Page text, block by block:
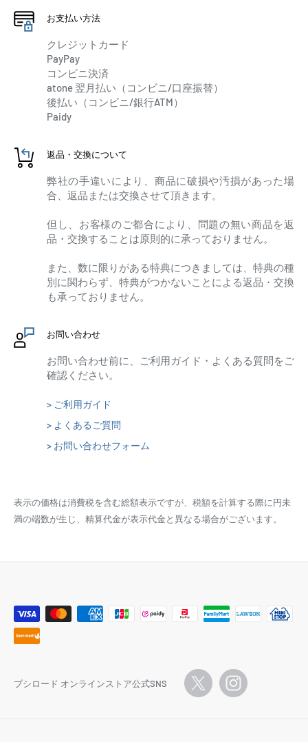
お支払い方法
クレジットカード
PayPay
コンビニ決済
atone 翌月払い（コンビニ/口座振替）
後払い（コンビニ/銀行ATM）
Paidy
返品・交換について
弊社の手違いにより、商品に破損や汚損があった場
合、返品または交換させて頂きます。
但し、お客様のご都合により、問題の無い商品を返
品・交換することは原則的に承っておりません。
また、数に限りがある特典につきましては、特典の種
別に関わらず、特典がつかないことによる返品・交換
も承っておりません。
お問い合わせ
お問い合わせ前に、ご利用ガイド・よくある質問をご
確認ください。
> ご利用ガイド
> よくあるご質問
> お問い合わせフォーム
表示の価格は消費税を含む総額表示ですが、税額を計算する際に円未
満の端数が生じ、精算代金が表示代金と異なる場合がございます。
ブシロード オンラインストア公式SNS